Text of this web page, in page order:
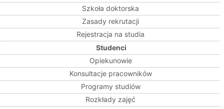
Szkoła doktorska
Zasady rekrutacji
Rejestracja na studia
Studenci
Opiekunowie
Konsultacje pracowników
Programy studiów
Rozkłady zajęć